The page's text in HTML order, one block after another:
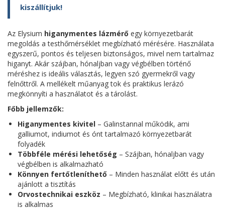
kiszállítjuk!
Az Elysium higanymentes lázmérő egy környezetbarát
megoldás a testhőmérséklet megbízható mérésére. Használata
egyszerű, pontos és teljesen biztonságos, mivel nem tartalmaz
higanyt. Akár szájban, hónaljban vagy végbélben történő
méréshez is ideális választás, legyen szó gyermekről vagy
felnőttről. A mellékelt műanyag tok és praktikus lerázó
megkönnyíti a használatot és a tárolást.
Főbb jellemzők:
Higanymentes kivitel – Galinstannal működik, ami
galliumot, indiumot és ónt tartalmazó környezetbarát
folyadék
Többféle mérési lehetőség – Szájban, hónaljban vagy
végbélben is alkalmazható
Könnyen fertőtleníthető – Minden használat előtt és után
ajánlott a tisztítás
Orvostechnikai eszköz – Megbízható, klinikai használatra
is alkalmas